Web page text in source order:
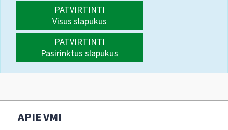
PATVIRTINTI
Visus slapukus
PATVIRTINTI
Pasirinktus slapukus
APIE VMI